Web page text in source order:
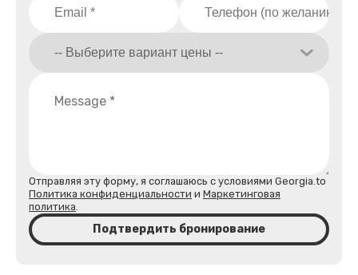
Отправляя эту форму, я соглашаюсь с условиями Georgia.to
Политика конфиденциальности и Маркетинговая
политика.
Подтвердить бронирование